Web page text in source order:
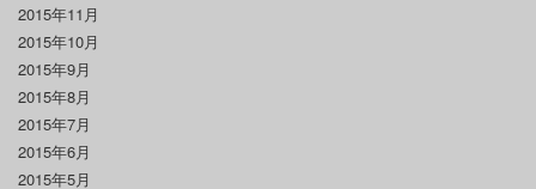
2015年11月
2015年10月
2015年9月
2015年8月
2015年7月
2015年6月
2015年5月